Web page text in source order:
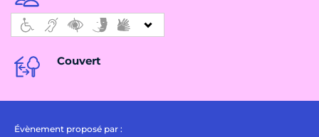
Couvert
Évènement proposé par :